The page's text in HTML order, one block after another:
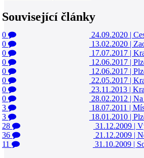
Související články
0 24.09.2020 |
0
13.02.2020 |
0
17.07.2017 |
0
12.06.2017 |
0
12.06.2017 |
0
22.05.2017 |
0
23.11.2013 |
0
28.02.2012 |
3
18.07.2011 |
3
18.01.2010 |
28
31.12.2009 |
36
21.12.2009 |
11
31.10.2009 |